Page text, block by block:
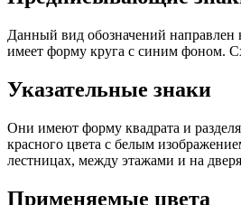
Данный вид обозначений направлен
имеет форму круга с синим фоном.
Указательные знаки
Они имеют форму квадрата и
красного цвета с белым
лестницах, между этажами и на
Применяемые цвета